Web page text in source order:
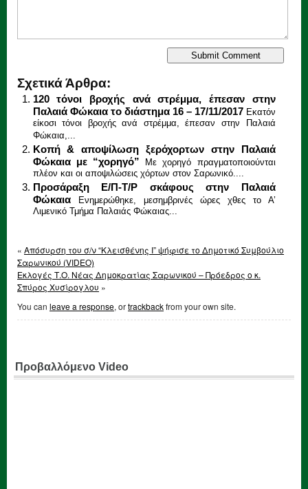
Σχετικά Άρθρα:
120 τόνοι βροχής ανά στρέμμα, έπεσαν στην
Παλαιά Φώκαια το διάστημα 16 – 17/11/2017 Εκατόν
είκοσι τόνοι βροχής ανά στρέμμα, έπεσαν στην Παλαιά
Φώκαια,...
Κοπή & αποψίλωση ξερόχορτων στην Παλαιά
Φώκαια με “χορηγό”
Με χορηγό πραγματοποιούνται
πλέον και οι αποψιλώσεις χόρτων στον Σαρωνικό....
Προσάραξη Ε/Π-Τ/Ρ σκάφους στην Παλαιά
Φώκαια
Ενημερώθηκε, μεσημβρινές ώρες χθες το Α’
Λιμενικό Τμήμα Παλαιάς Φώκαιας...
« Απόσυρση του σ/ν “Κλεισθένης Ι” ψήφισε το Δημοτικό Συμβούλιο
Σαρωνικού (VIDEO)
Εκλογές Τ.Ο. Νέας Δημοκρατίας Σαρωνικού – Πρόεδρος ο κ.
Σπύρος Χυσίρογλου »
You can leave a response, ortrackbackfrom your own site.
Προβαλλόμενο Video